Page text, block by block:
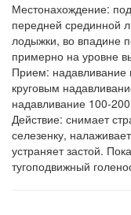
Местонахождение:
передней срединной
лодыжки, во впадине
примерно на уровне
Прием:
круговым
надавливание 100-
Действие: снимает
селезенку,
устраняет застой.
тугоподвижный